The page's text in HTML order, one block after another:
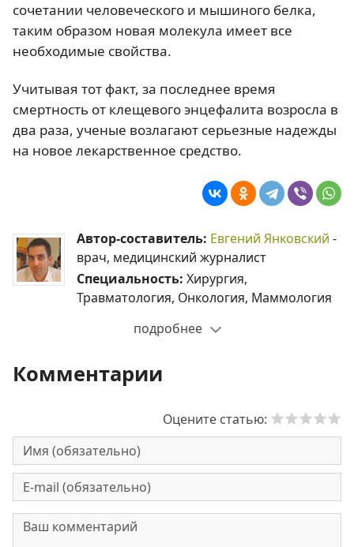
сочетании человеческого и мышиного белка,
таким образом новая молекула имеет все
необходимые свойства.
Учитывая тот факт, за последнее время
смертность от клещевого энцефалита возросла в
два раза, ученые возлагают серьезные надежды
на новое лекарственное средство.
Автор-составитель: Евгений Янковский -
врач, медицинский журналист
Специальность: Хирургия,
Травматология, Онкология, Маммология
подробнее
Комментарии
Оцените статью: